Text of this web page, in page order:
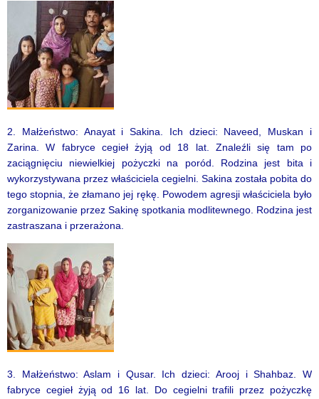
2. Małżeństwo: Anayat i Sakina. Ich dzieci: Naveed, Muskan i
Zarina. W fabryce cegieł żyją od 18 lat. Znaleźli się tam po
zaciągnięciu niewielkiej pożyczki na poród. Rodzina jest bita i
wykorzystywana przez właściciela cegielni. Sakina została pobita do
tego stopnia, że złamano jej rękę. Powodem agresji właściciela było
zorganizowanie przez Sakinę spotkania modlitewnego. Rodzina jest
zastraszana i przerażona.
3. Małżeństwo: Aslam i Qusar. Ich dzieci: Arooj i Shahbaz. W
fabryce cegieł żyją od 16 lat. Do cegielni trafili przez pożyczkę